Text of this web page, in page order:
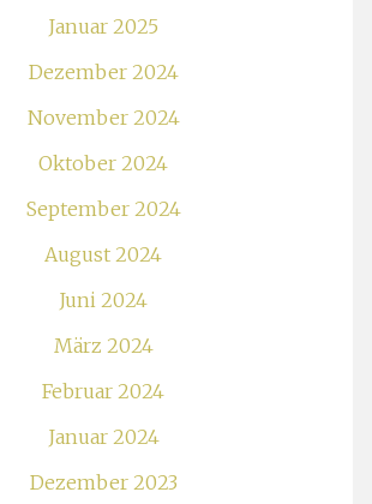
Januar 2025
Dezember 2024
November 2024
Oktober 2024
September 2024
August 2024
Juni 2024
März 2024
Februar 2024
Januar 2024
Dezember 2023